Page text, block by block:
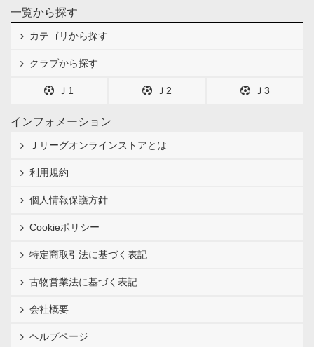
一覧から探す
カテゴリから探す
クラブから探す
Ｊ1 Ｊ2 Ｊ3
インフォメーション
Ｊリーグオンラインストアとは
利用規約
個人情報保護方針
Cookieポリシー
特定商取引法に基づく表記
古物営業法に基づく表記
会社概要
ヘルプページ